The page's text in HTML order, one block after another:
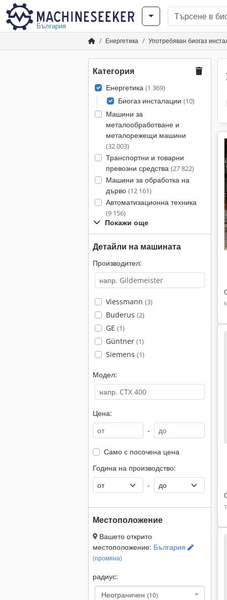
България
Енергетика Употребяван биогаз
Категория
Енергетика (1 369)
Биогаз инсталации (10)
Машини за
металообработване и
металорежещи машини
(32 003)
Транспортни и товарни
превозни средства (27 822)
Машини за обработка на
дърво (12 161)
Автоматизационна техника
(9 156)
Покажи още
Детайли на машината
Производител:
Viessmann (3)
Buderus (2)
GE (1)
Güntner (1)
Siemens (1)
Модел:
Цена:
-
Само с посочена цена
Година на производство:
-
Местоположение
Вашето открито
местоположение: България
(промяна)
радиус:
Неограничен (10)